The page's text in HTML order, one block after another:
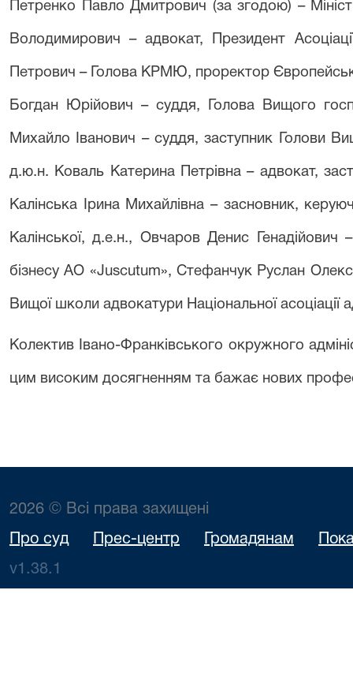
Петренко Павло Дмитрович (за згодою) –
Володимирович – адвокат, Президент
Петрович – Голова КРМЮ, проректор
Богдан Юрійович – суддя, Голова Вищого
Михайло Іванович – суддя, заступник Голови
д.ю.н. Коваль Катерина Петрівна – адвокат,
Калінська Ірина Михайлівна – засновник,
Калінської, д.е.н., Овчаров Денис Генадійович
бізнесу АО «Juscutum», Стефанчук Руслан
Вищої школи адвокатури Національної асоціації
Колектив Івано-Франківського окружного
цим високим досягненням та бажає нових
2026 © Всі права захищені
Про суд Прес-центр Громадянам
v1.38.1